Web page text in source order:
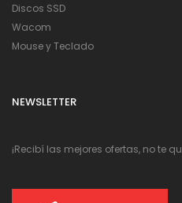
Discos SSD
Wacom
Mouse y Teclado
NEWSLETTER
¡Recibí las mejores ofertas, no te